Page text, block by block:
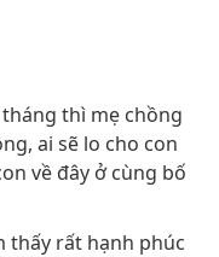
thì mẹ chồng
ai sẽ lo cho con
về đây ở cùng bố
thấy rất hạnh phúc